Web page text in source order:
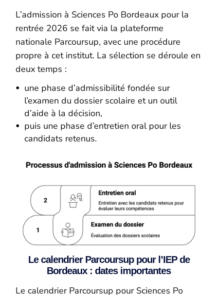
L’admission à Sciences Po Bordeaux pour la
rentrée 2026 se fait via la plateforme
nationale Parcoursup, avec une procédure
propre à cet institut. La sélection se déroule en
deux temps :
une phase d’admissibilité fondée sur
l’examen du dossier scolaire et un outil
d’aide à la décision,
puis une phase d’entretien oral pour les
candidats retenus.
Le calendrier Parcoursup pour l’IEP de
Bordeaux : dates importantes
Le calendrier Parcoursup pour Sciences Po